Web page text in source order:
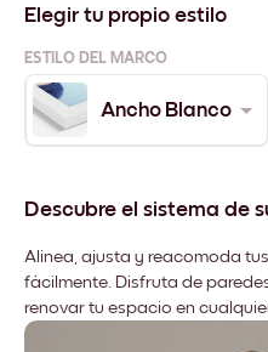
Elegir tu propio estilo
ESTILO DEL MARCO
Ancho Blanco
Descubre el sistema de
Alinea, ajusta y reacomoda
fácilmente. Disfruta de
renovar tu espacio en